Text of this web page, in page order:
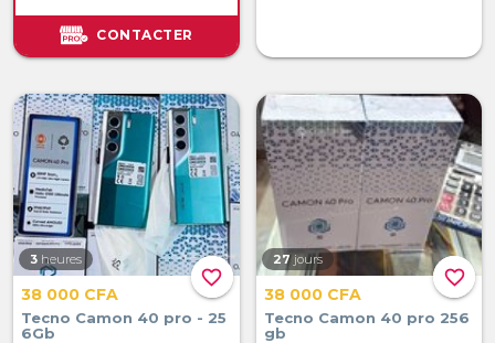
CONTACTER
favorite_border
3 heures
38 000 CFA
Tecno Camon 40 pro - 25
6Gb
favorite_border
27 jours
38 000 CFA
Tecno Camon 40 pro 256
gb